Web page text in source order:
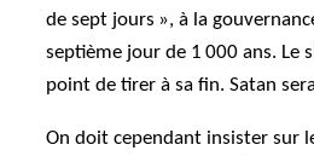
de sept jours », à la
septième jour de 1 000 ans. Le
point de tirer à sa fin. Satan
On doit cependant insister sur